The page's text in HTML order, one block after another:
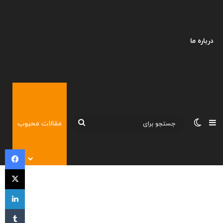
درباره ما
نوارکناریتغییر پوسته
جستجومقالات محبوب